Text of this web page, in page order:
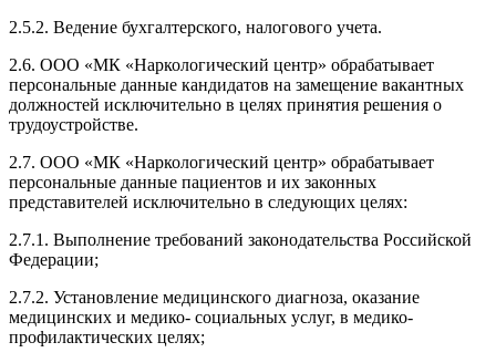
2.5.2. Ведение бухгалтерского, налогового учета.
2.6. ООО «МК «Наркологический центр» обрабатывает
персональные данные кандидатов на замещение вакантных
должностей исключительно в целях принятия решения о
трудоустройстве.
2.7. ООО «МК «Наркологический центр» обрабатывает
персональные данные пациентов и их законных
представителей исключительно в следующих целях:
2.7.1. Выполнение требований законодательства Российской
Федерации;
2.7.2. Установление медицинского диагноза, оказание
медицинских и медико- социальных услуг, в медико-
профилактических целях;